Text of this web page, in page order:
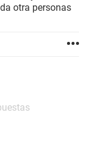
otra personas